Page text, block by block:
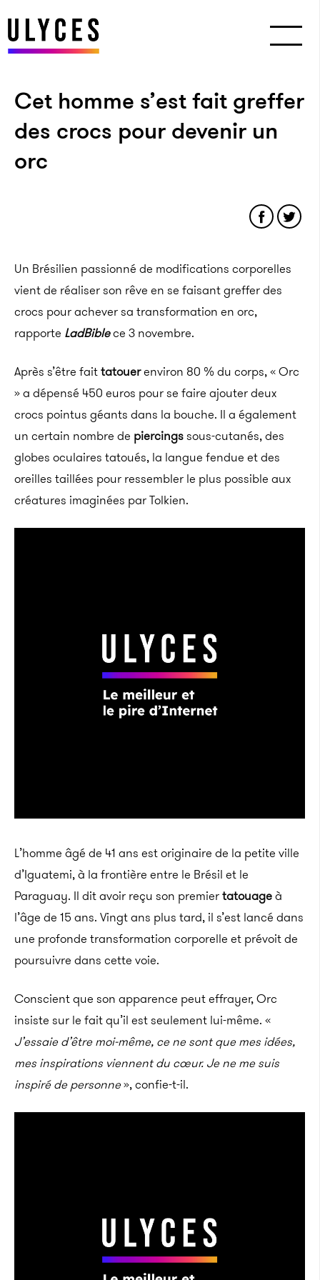
Cet homme s’est fait greffer
des crocs pour devenir un
orc
Un Brésilien passionné de modifications corporelles
vient de réaliser son rêve en se faisant greffer des
crocs pour achever sa transformation en orc,
rapporte LadBiblece 3 novembre.
Après s’être faittatouerenviron 80 % du corps, « Orc
» a dépensé 450 euros pour se faire ajouter deux
crocs pointus géants dans la bouche. Il a également
un certain nombre de piercingssous-cutanés, des
globes oculaires tatoués, la langue fendue et des
oreilles taillées pour ressembler le plus possible aux
créatures imaginées par Tolkien.
L’homme âgé de 41 ans est originaire de la petite ville
d’Iguatemi, à la frontière entre le Brésil et le
Paraguay. Il dit avoir reçu son premiertatouageà
l’âge de 15 ans. Vingt ans plus tard, il s’est lancé dans
une profonde transformation corporelle et prévoit de
poursuivre dans cette voie.
Conscient que son apparence peut effrayer, Orc
insiste sur le fait qu’il est seulement lui-même. «
J’essaie d’être moi-même, ce ne sont que mes idées,
mes inspirations viennent du cœur. Je ne me suis
inspiré de personne», confie-t-il.